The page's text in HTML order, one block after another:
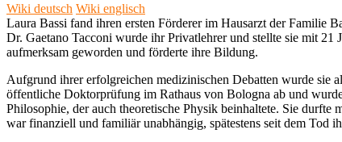
Wiki deutsch Wiki englisch
Laura Bassi fand ihren ersten Förderer im Hausarzt der Familie
Dr. Gaetano Tacconi wurde ihr Privatlehrer und stellte sie mit
aufmerksam geworden und förderte ihre Bildung.
Aufgrund ihrer erfolgreichen medizinischen Debatten wurde sie
öffentliche Doktorprüfung im Rathaus von Bologna ab und
Philosophie, der auch theoretische Physik beinhaltete. Sie
war finanziell und familiär unabhängig, spätestens seit dem Tod